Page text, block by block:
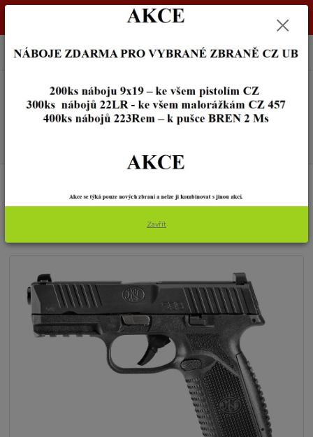
Dostupnost zboží si ověřte na info@zbraneostrava.cz nebo tel.
605056161.
+420 605 056 161 0ks
za 0,00 Kč
FN Herstal FN 509 cal.9mm
Zavřít